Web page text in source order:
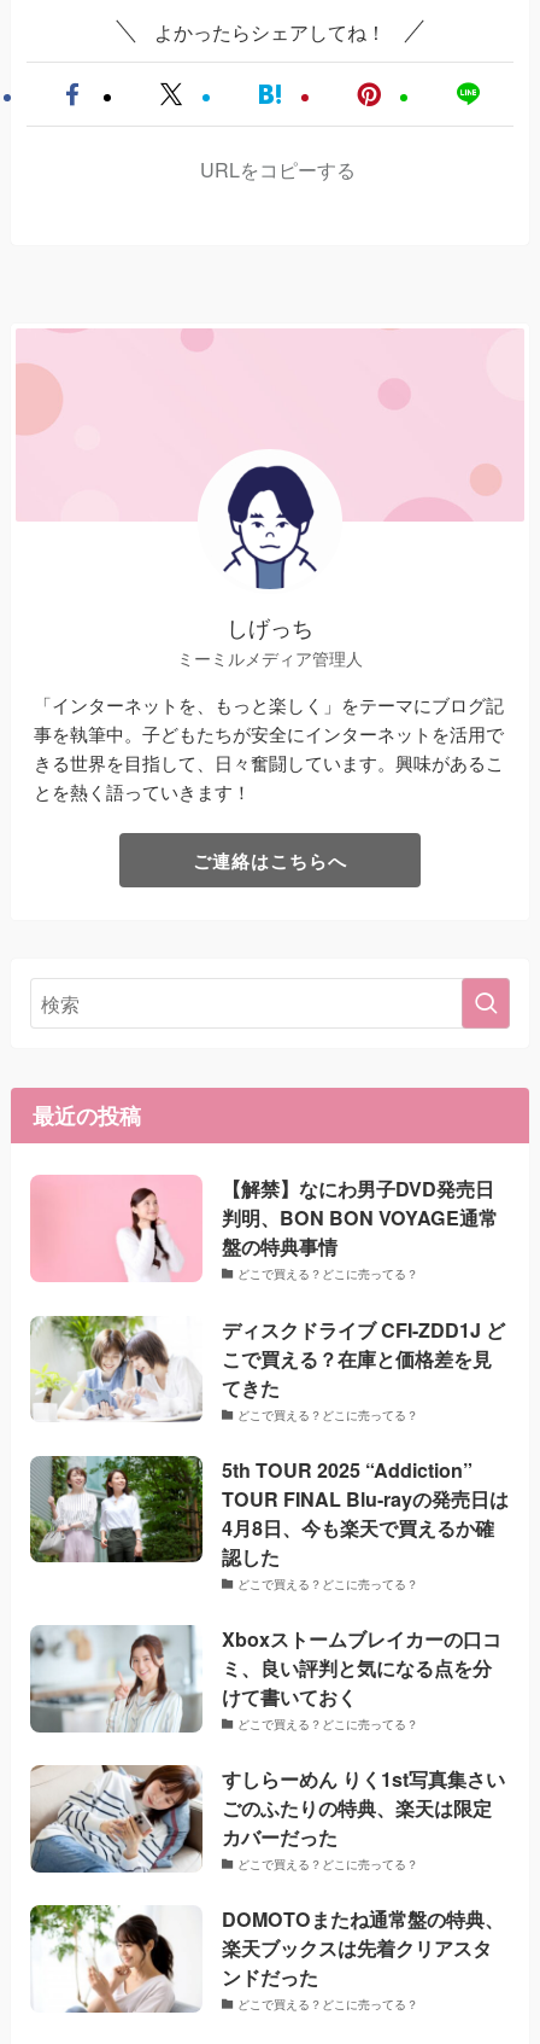
よかったらシェアしてね！
URLをコピーする
しげっち
ミーミルメディア管理人
「インターネットを、もっと楽しく」をテーマにブログ記
事を執筆中。子どもたちが安全にインターネットを活用で
きる世界を目指して、日々奮闘しています。興味があるこ
とを熱く語っていきます！
ご連絡はこちらへ
最近の投稿
【解禁】なにわ男子DVD発売日
判明、BON BON VOYAGE通常
盤の特典事情
どこで買える？どこに売ってる？
ディスクドライブ CFI-ZDD1J ど
こで買える？在庫と価格差を見
てきた
どこで買える？どこに売ってる？
5th TOUR 2025 “Addiction”
TOUR FINAL Blu-rayの発売日は
4月8日、今も楽天で買えるか確
認した
どこで買える？どこに売ってる？
Xboxストームブレイカーの口コ
ミ、良い評判と気になる点を分
けて書いておく
どこで買える？どこに売ってる？
すしらーめん りく1st写真集さい
ごのふたりの特典、楽天は限定
カバーだった
どこで買える？どこに売ってる？
DOMOTOまたね通常盤の特典、
楽天ブックスは先着クリアスタ
ンドだった
どこで買える？どこに売ってる？